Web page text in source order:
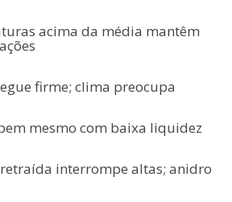
acima da média mantêm
firme; clima preocupa
mesmo com baixa liquidez
interrompe altas; anidro